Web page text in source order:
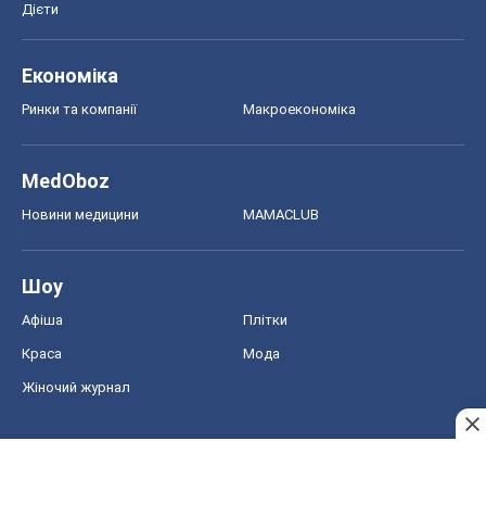
Дієти
Економіка
Ринки та компанії Макроекономіка
MedOboz
Новини медицини MAMACLUB
Шоу
Афіша Плітки
Краса Мода
Жіночий журнал